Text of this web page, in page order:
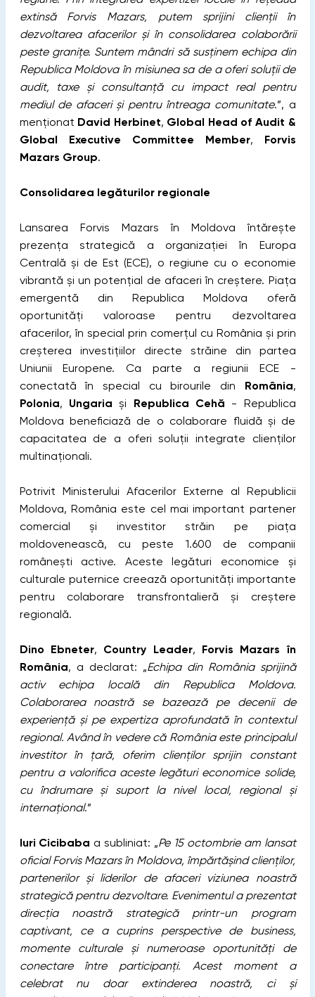
extinsă Forvis Mazars, putem sprijini clienții în
dezvoltarea afacerilor și în consolidarea colaborării
peste granițe. Suntem mândri să susținem echipa din
Republica Moldova în misiunea sa de a oferi soluții de
audit, taxe și consultanță cu impact real pentru
mediul de afaceri și pentru întreaga comunitate.”, a
menționat David Herbinet, Global Head of Audit &
Global Executive Committee Member, Forvis
Mazars Group.
Consolidarea legăturilor regionale
Lansarea Forvis Mazars în Moldova întărește
prezența strategică a organizației în Europa
Centrală și de Est (ECE), o regiune cu o economie
vibrantă și un potențial de afaceri în creștere. Piața
emergentă din Republica Moldova oferă
oportunități valoroase pentru dezvoltarea
afacerilor, în special prin comerțul cu România și prin
creșterea investițiilor directe străine din partea
Uniunii Europene. Ca parte a regiunii ECE -
conectată în special cu birourile din România,
Polonia, Ungaria și Republica Cehă - Republica
Moldova beneficiază de o colaborare fluidă și de
capacitatea de a oferi soluții integrate clienților
multinaționali.
Potrivit Ministerului Afacerilor Externe al Republicii
Moldova, România este cel mai important partener
comercial și investitor străin pe piața
moldovenească, cu peste 1.600 de companii
românești active. Aceste legături economice și
culturale puternice creează oportunități importante
pentru colaborare transfrontalieră și creștere
regională.
Dino Ebneter, Country Leader, Forvis Mazars în
România, a declarat: „Echipa din România sprijină
activ echipa locală din Republica Moldova.
Colaborarea noastră se bazează pe decenii de
experiență și pe expertiza aprofundată în contextul
regional. Având în vedere că România este principalul
investitor în țară, oferim clienților sprijin constant
pentru a valorifica aceste legături economice solide,
cu îndrumare și suport la nivel local, regional și
internațional.”
Iuri Cicibaba a subliniat: „Pe 15 octombrie am lansat
oficial Forvis Mazars în Moldova, împărtășind clienților,
partenerilor și liderilor de afaceri viziunea noastră
strategică pentru dezvoltare. Evenimentul a prezentat
direcția noastră strategică printr-un program
captivant, ce a cuprins perspective de business,
momente culturale și numeroase oportunități de
conectare între participanți. Acest moment a
celebrat nu doar extinderea noastră, ci și